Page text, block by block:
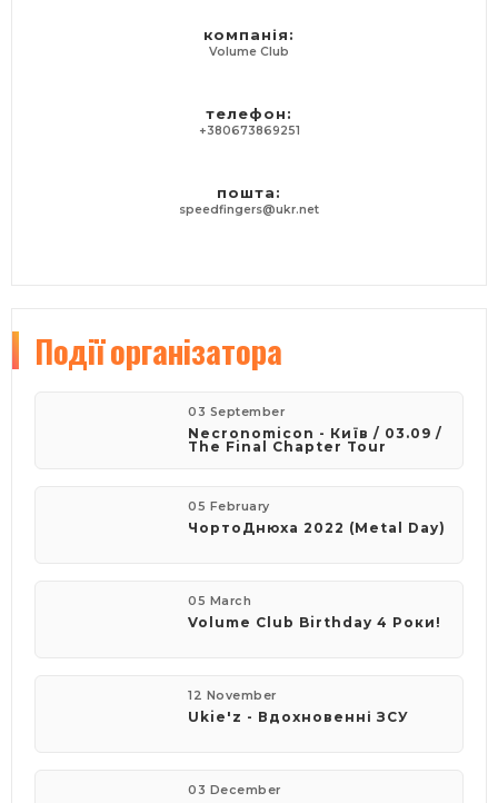
компанія:
Volume Club
телефон:
+380673869251
пошта:
speedfingers@ukr.net
Подіїорганізатора
03 September
Necronomicon - Київ / 03.09 /
The Final Chapter Tour
05 February
​ЧортоДнюха 2022 (Metal Day)
05 March
Volume Club Birthday 4 Роки!
12 November
Ukie'z - Вдохновенні ЗСУ
03 December